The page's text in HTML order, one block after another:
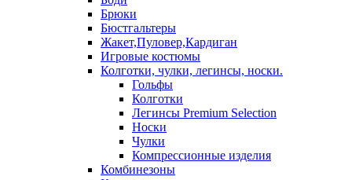
Брюки
Бюстгальтеры
Жакет,Пуловер,Кардиган
Игровые костюмы
Колготки, чулки, легинсы, носки.
Гольфы
Колготки
Легинсы Premium Selection
Носки
Чулки
Компрессионные изделия
Комбинезоны